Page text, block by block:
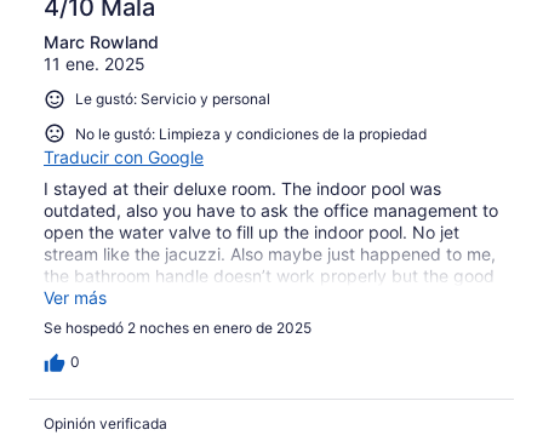
4/10 Mala
Marc Rowland
11 ene. 2025
Le gustó: Servicio y personal
No le gustó: Limpieza y condiciones de la propiedad
Traducir con Google
I stayed at their deluxe room. The indoor pool was
outdated, also you have to ask the office management to
open the water valve to fill up the indoor pool. No jet
stream like the jacuzzi. Also maybe just happened to me,
the bathroom handle doesn’t work properly but the good
thing, they were able to fix it immediately. If you are a
foodie lover, this property is in between of good foods
Ver más
Se hospedó 2 noches en enero de 2025
0
Opinión verificada